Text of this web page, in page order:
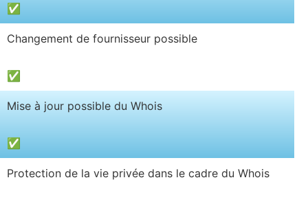
✅
Changement de fournisseur possible
✅
Mise à jour possible du Whois
✅
Protection de la vie privée dans le cadre du Whois